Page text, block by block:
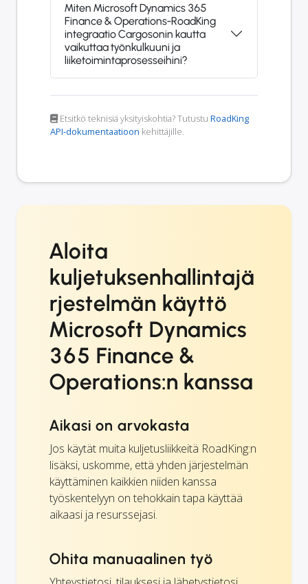
Miten Microsoft Dynamics 365
Finance & Operations-RoadKing
integraatio Cargosonin kautta
vaikuttaa työnkulkuuni ja
liiketoimintaprosesseihini?
Etsitkö teknisiä yksityiskohtia? Tutustu RoadKing
API-dokumentaatioon kehittäjille.
Aloita
kuljetuksenhallintajä
rjestelmän käyttö
Microsoft Dynamics
365 Finance &
Operations:n kanssa
Aikasi on arvokasta
Jos käytät muita kuljetusliikkeitä RoadKing:n
lisäksi, uskomme, että yhden järjestelmän
käyttäminen kaikkien niiden kanssa
työskentelyyn on tehokkain tapa käyttää
aikaasi ja resurssejasi.
Ohita manuaalinen työ